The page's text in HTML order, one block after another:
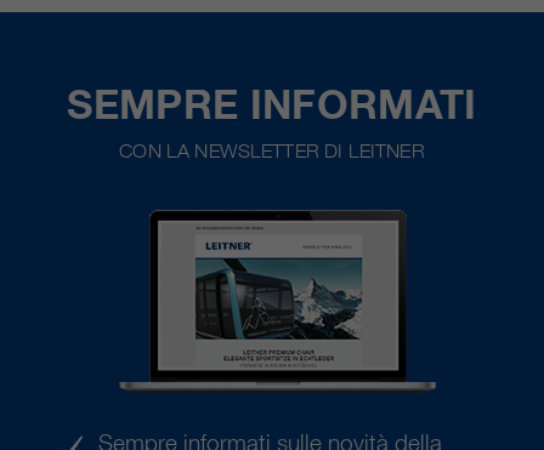
SEMPRE INFORMATI
CON LA NEWSLETTER DI LEITNER
Sempre informati sulle novità della